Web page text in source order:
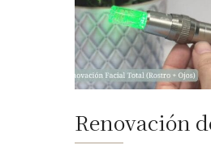
Renovación